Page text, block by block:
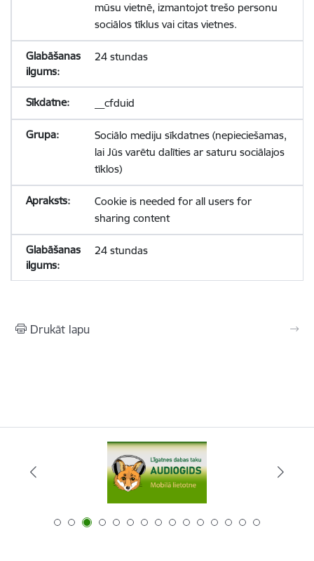
mūsu vietnē, izmantojot trešo personu
sociālos tīklus vai citas vietnes.
24 stundas
__cfduid
Sociālo mediju sīkdatnes (nepieciešamas,
lai Jūs varētu dalīties ar saturu sociālajos
tīklos)
Cookie is needed for all users for
sharing content
24 stundas
Drukāt lapu